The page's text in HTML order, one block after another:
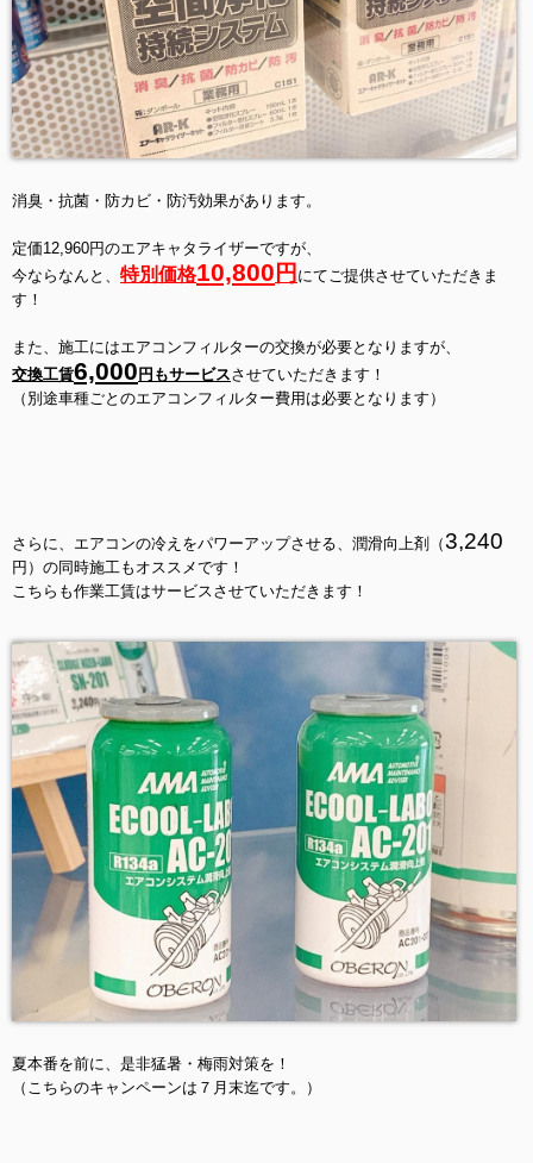
消臭・抗菌・防カビ・防汚効果があります。
定価12,960円のエアキャタライザーですが、
今ならなんと、 特別価格10,800 円 にてご提供させていただきま
す！
また、施工にはエアコンフィルターの交換が必要となりますが、
交換工賃6,000 円 もサービスさせていただきます！
（別途車種ごとのエアコンフィルター費用は必要となります）
さらに、エアコンの冷えをパワーアップさせる、潤滑向上剤（3,240
円）の同時施工もオススメです！
こちらも作業工賃はサービスさせていただきます！
夏本番を前に、是非猛暑・梅雨対策を！
（こちらのキャンペーンは７月末迄です。）